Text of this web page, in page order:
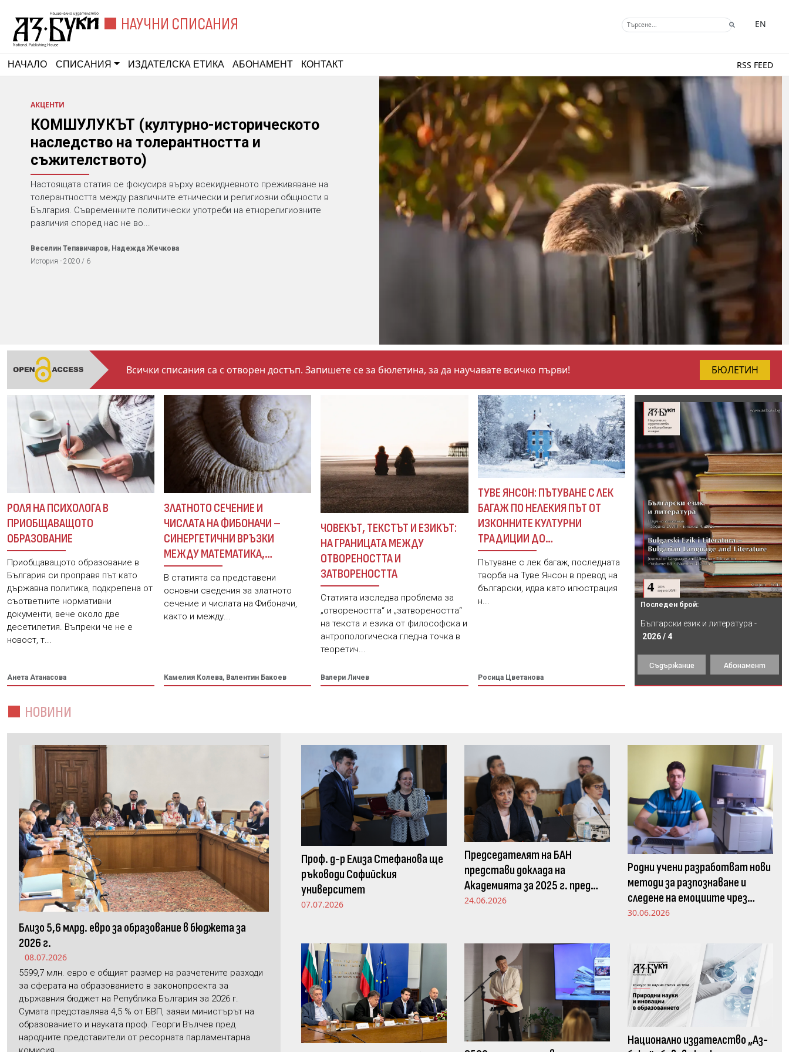
НАУЧНИ СПИСАНИЯ EN
НАЧАЛО СПИСАНИЯ ИЗДАТЕЛСКА ЕТИКА АБОНАМЕНТ КОНТАКТ RSS FEED
АКЦЕНТИ
КОМШУЛУКЪТ (културно-историческото
наследство на толерантността и
съжителството)
Настоящата статия се фокусира върху всекидневното преживяване на
толерантността между различните етнически и религиозни общности в
България. Съвременните политически употреби на етнорелигиозните
различия според нас не во...
Веселин Тепавичаров, Надежда Жечкова
История - 2020 / 6
Всички списания са с отворен достъп. Запишете се за бюлетина, за да научавате всичко първи! БЮЛЕТИН
РОЛЯ НА ПСИХОЛОГА В
ПРИОБЩАВАЩОТО
ОБРАЗОВАНИЕ
Приобщаващото образование в
България си проправя път като
държавна политика, подкрепена от
съответните нормативни
документи, вече около две
десетилетия. Въпреки че не е
новост, т...
Анета Атанасова
ЗЛАТНОТО СЕЧЕНИЕ И
ЧИСЛАТА НА ФИБОНАЧИ –
СИНЕРГЕТИЧНИ ВРЪЗКИ
МЕЖДУ МАТЕМАТИКА,
ИНФОРМАТИКА И МУЗИКА
В статията са представени
основни сведения за златното
сечение и числата на Фибоначи,
както и между...
Камелия Колева, Валентин Бакоев
ЧОВЕКЪТ, ТЕКСТЪТ И ЕЗИКЪТ:
НА ГРАНИЦАТА МЕЖДУ
ОТВОРЕНОСТТА И
ЗАТВОРЕНОСТТА
Статията изследва проблема за
„отвореността“ и „затвореността“
на текста и езика от философска и
антропологическа гледна точка в
теоретич...
Валери Личев
ТУВЕ ЯНСОН: ПЪТУВАНЕ С ЛЕК
БАГАЖ ПО НЕЛЕКИЯ ПЪТ ОТ
ИЗКОННИТЕ КУЛТУРНИ
ТРАДИЦИИ ДО
ПОСТМОДЕРНИЯ КУЛТ
Пътуване с лек багаж, последната
творба на Туве Янсон в превод на
български, идва като илюстрация
н...
Росица Цветанова
Последен брой:
Български език и литература -
2026 / 4
Съдържание Абонамент
НОВИНИ
Близо 5,6 млрд. евро за образование в бюджета за
2026 г.
08.07.2026
5599,7 млн. евро е общият размер на разчетените разходи
за сферата на образованието в законопроекта за
държавния бюджет на Република България за 2026 г.
Сумата представлява 4,5 % от БВП, заяви министърът на
образованието и науката проф. Георги Вълчев пред
народните представители от ресорната парламентарна
Проф. д-р Елиза Стефанова ще
ръководи Софийския
университет
07.07.2026
Председателят на БАН
представи доклада на
Академията за 2025 г. пред
Просветната комисия в НС
24.06.2026
Родни учени разработват нови
методи за разпознаване и
следене на емоциите чрез
движенията в погледа
30.06.2026
Национално издателство „Аз-